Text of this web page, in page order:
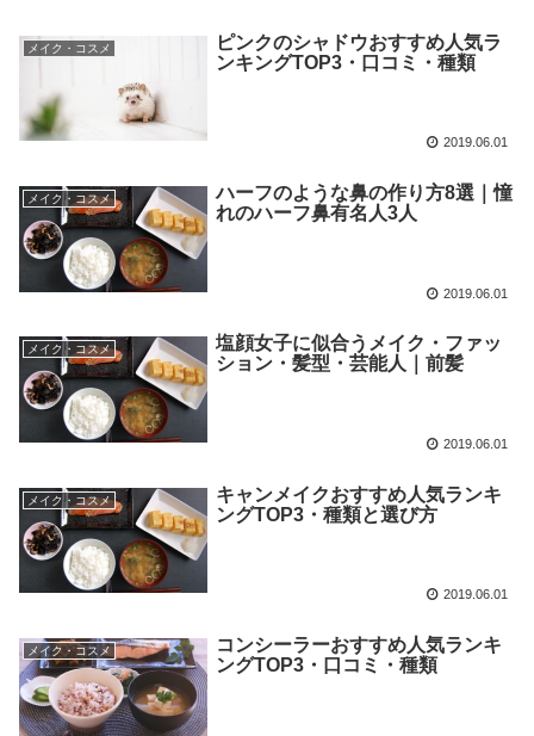
メイク・コスメ
ピンクのシャドウおすすめ人気ラ
ンキングTOP3・口コミ・種類
2019.06.01
メイク・コスメ
ハーフのような鼻の作り方8選｜憧
れのハーフ鼻有名人3人
2019.06.01
メイク・コスメ
塩顔女子に似合うメイク・ファッ
ション・髪型・芸能人｜前髪
2019.06.01
メイク・コスメ
キャンメイクおすすめ人気ランキ
ングTOP3・種類と選び方
2019.06.01
メイク・コスメ
コンシーラーおすすめ人気ランキ
ングTOP3・口コミ・種類